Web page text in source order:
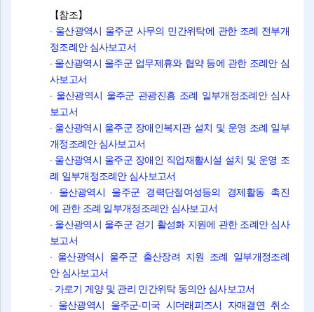
【참조】
· 울산광역시 울주군 사무의 민간위탁에 관한 조례 전부개
정조례안 심사보고서
· 울산광역시 울주군 업무제휴와 협약 등에 관한 조례안 심
사보고서
· 울산광역시 울주군 관광진흥 조례 일부개정조례안 심사
보고서
· 울산광역시 울주군 장애인복지관 설치 및 운영 조례 일부
개정조례안 심사보고서
· 울산광역시 울주군 장애인 직업재활시설 설치 및 운영 조
례 일부개정조례안 심사보고서
· 울산광역시 울주군 경력단절여성등의 경제활동 촉진
에 관한 조례 일부개정조례안 심사보고서
· 울산광역시 울주군 걷기 활성화 지원에 관한 조례안 심사
보고서
· 울산광역시 울주군 출산장려 지원 조례 일부개정조례
안 심사보고서
· 가로기 게양 및 관리 민간위탁 동의안 심사보고서
· 울산광역시 울주군-미국 시더래피즈시 자매결연 취소